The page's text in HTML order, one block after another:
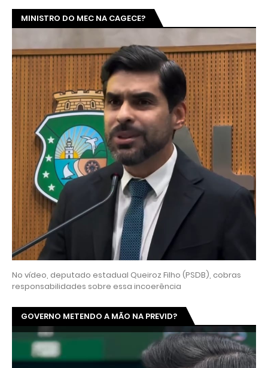
MINISTRO DO MEC NA CAGECE?
No vídeo, deputado estadual Queiroz Filho (PSDB), cobras
responsabilidades sobre essa incoerência
GOVERNO METENDO A MÃO NA PREVID?